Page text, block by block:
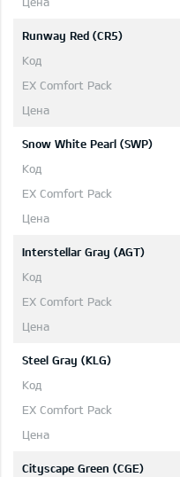
Runway Red (CR5)
Snow White Pearl (SWP)
Interstellar Gray (AGT)
Steel Gray (KLG)
Cityscape Green (CGE)